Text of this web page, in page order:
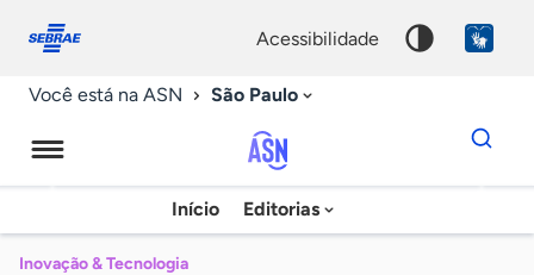
conosco
acessibilidade
Você está na ASN São Paulo
Agência
Sebrae
Início Editorias
Dados
para
chave
Inovação & Tecnologia